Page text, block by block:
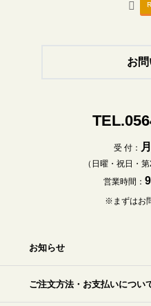
お
受 付：
（日曜・祝日・
営業時間：
※まずはお
お知らせ
ご注文方法・お支払いについ